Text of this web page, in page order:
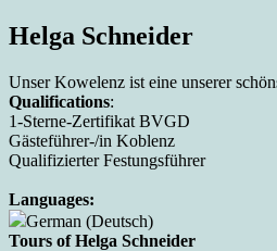
Helga Schneider
Unser Kowelenz ist eine unserer
Qualifications:
1-Sterne-Zertifikat BVGD
Gästeführer-/in Koblenz
Qualifizierter Festungsführer
Languages:
German (Deutsch)
Tours of Helga Schneider